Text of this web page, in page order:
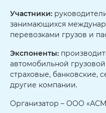
Участники:
занимающихся
перевозками грузов и
Экспоненты:
автомобильной
страховые, банковские,
другие компании.
Организатор – ООО